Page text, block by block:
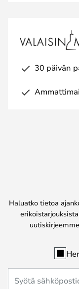
30 päivän
Haluatko tietoa